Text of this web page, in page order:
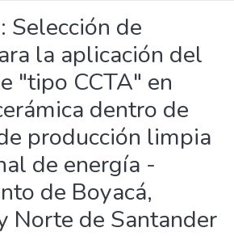
Selección de
la aplicación del
"tipo CCTA" en
dentro de
producción limpia
de energía -
de Boyacá,
Norte de Santander